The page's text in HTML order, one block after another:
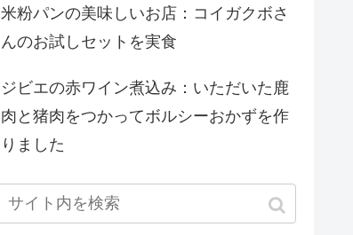
米粉パンの美味しいお店：コイガクボさ
んのお試しセットを実食
ジビエの赤ワイン煮込み：いただいた鹿
肉と猪肉をつかってボルシーおかずを作
りました